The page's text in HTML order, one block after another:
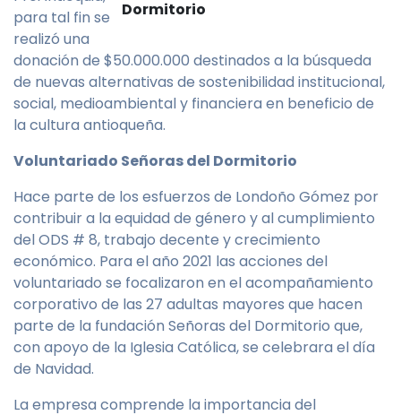
Dormitorio
para tal fin se
realizó una
donación de $50.000.000 destinados a la búsqueda
de nuevas alternativas de sostenibilidad institucional,
social, medioambiental y financiera en beneficio de
la cultura antioqueña.
Voluntariado Señoras del Dormitorio
Hace parte de los esfuerzos de Londoño Gómez por
contribuir a la equidad de género y al cumplimiento
del ODS # 8, trabajo decente y crecimiento
económico. Para el año 2021 las acciones del
voluntariado se focalizaron en el acompañamiento
corporativo de las 27 adultas mayores que hacen
parte de la fundación Señoras del Dormitorio que,
con apoyo de la Iglesia Católica, se celebrara el día
de Navidad.
La empresa comprende la importancia del